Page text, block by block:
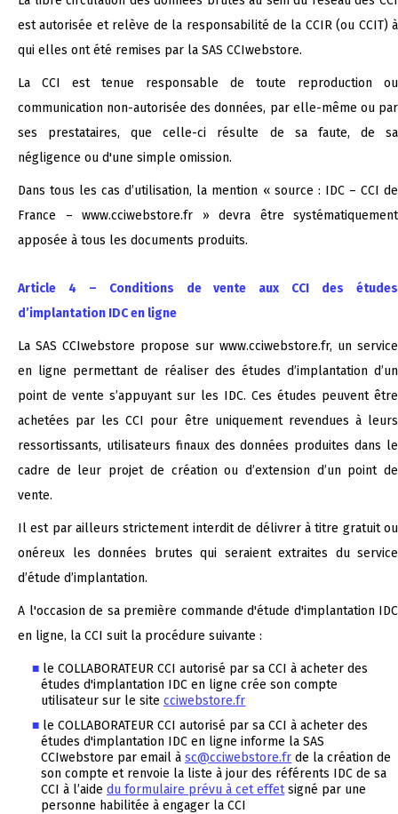
est autorisée et relève de la responsabilité de la CCIR (ou CCIT) à
qui elles ont été remises par la SAS CCIwebstore.
La CCI est tenue responsable de toute reproduction ou
communication non-autorisée des données, par elle-même ou par
ses prestataires, que celle-ci résulte de sa faute, de sa
négligence ou d'une simple omission.
Dans tous les cas d’utilisation, la mention « source : IDC – CCI de
France – www.cciwebstore.fr » devra être systématiquement
apposée à tous les documents produits.
Article 4 – Conditions de vente aux CCI des études
d’implantation IDC en ligne
La SAS CCIwebstore propose sur www.cciwebstore.fr, un service
en ligne permettant de réaliser des études d’implantation d’un
point de vente s’appuyant sur les IDC. Ces études peuvent être
achetées par les CCI pour être uniquement revendues à leurs
ressortissants, utilisateurs finaux des données produites dans le
cadre de leur projet de création ou d’extension d’un point de
vente.
Il est par ailleurs strictement interdit de délivrer à titre gratuit ou
onéreux les données brutes qui seraient extraites du service
d’étude d’implantation.
A l'occasion de sa première commande d'étude d'implantation IDC
en ligne, la CCI suit la procédure suivante :
le COLLABORATEUR CCI autorisé par sa CCI à acheter des
études d'implantation IDC en ligne crée son compte
utilisateur sur le sitecciwebstore.fr
le COLLABORATEUR CCI autorisé par sa CCI à acheter des
études d'implantation IDC en ligne informe la SAS
CCIwebstore par email àsc@cciwebstore.fr de la création de
son compte et renvoie la liste à jour des référents IDC de sa
CCI à l’aidedu formulaire prévu à cet effetsigné par une
personne habilitée à engager la CCI